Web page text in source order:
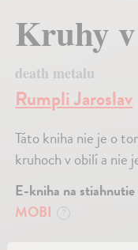
Kruhy
death metalu
Rumpli Jaroslav
Táto kniha nie je o
kruhoch v obilí a nie
E-kniha na
MOBI
?